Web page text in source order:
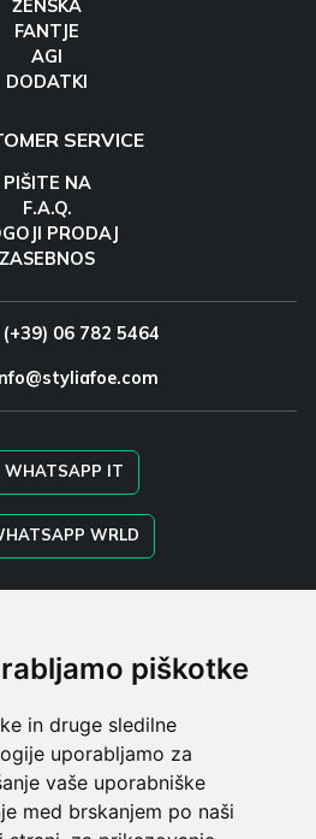
piškotke
in druge sledilne
uporabljamo za
vaše uporabniške
med brskanjem po naši
ŽENSKA
FANTJE
AGI
DODATKI
SERVICE
PIŠITE NA
F.A.Q.
PRODAJ
ZASEBNOS
(+39) 06 782 5464
WHATSAPP IT
WRLD
SHOP B2B
MADE ORDERS
REGISTE
S